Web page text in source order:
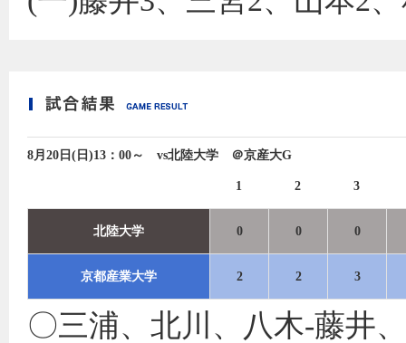
8月20日(日)13：00～ vs北陸大学 ＠京産大G
1 2 3
北陸大学 0 0 0
京都産業大学 2 2 3
〇三浦、北川、八木‐藤井